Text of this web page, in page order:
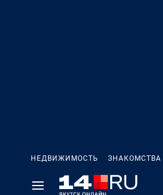
НЕДВИЖИМОСТЬ ЗНАКОМСТВА